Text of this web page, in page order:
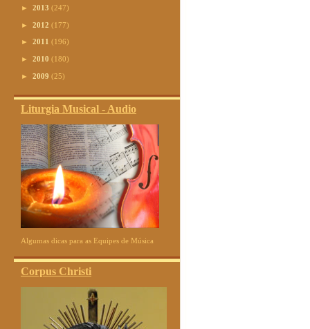
► 2013 (247)
► 2012 (177)
► 2011 (196)
► 2010 (180)
► 2009 (25)
Liturgia Musical - Audio
Algumas dicas para as Equipes de Música
Corpus Christi